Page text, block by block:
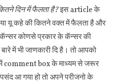
दिन में फैलता है?इस article के
यू कहे की कितने वक्त में फैलता है और
कोणसे प्रकार के कॅन्सर की
में भी जाणकारी दि है। तो आपको
comment box के माध्यम से जरूर
आ गया हो तो अपने परीजनो के